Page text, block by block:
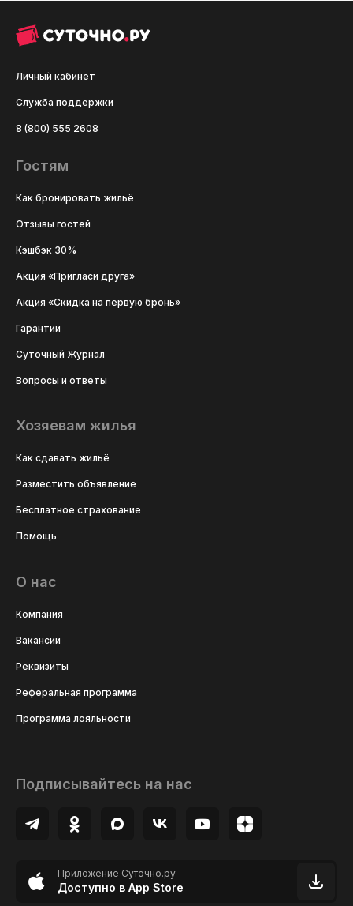
Личный кабинет
Служба поддержки
8 (800) 555 2608
Гостям
Как бронировать жильё
Отзывы гостей
Кэшбэк 30%
Акция «Пригласи друга»
Акция «Скидка на первую бронь»
Гарантии
Суточный Журнал
Вопросы и ответы
Хозяевам жилья
Как сдавать жильё
Разместить объявление
Бесплатное страхование
Помощь
О нас
Компания
Вакансии
Реквизиты
Реферальная программа
Программа лояльности
Подписывайтесь на нас
Приложение Суточно.ру
Доступно в App Store